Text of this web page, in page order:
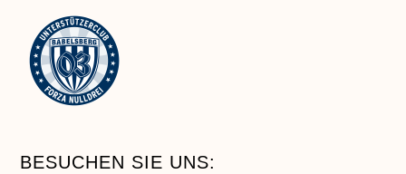
BESUCHEN SIE UNS: